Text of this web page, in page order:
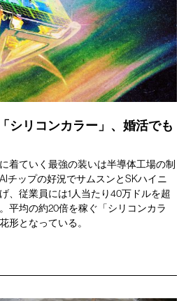
シリコンカラー」、婚活でも
着ていく最強の装いは半導体工場の制
チップの好況でサムスンとSKハイニ
、従業員には1人当たり40万ドルを超
平均の約20倍を稼ぐ「シリコンカラ
形となっている。